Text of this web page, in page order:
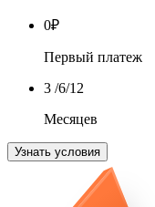
0₽
Первый платеж
3 /6/12
Месяцев
Узнать условия